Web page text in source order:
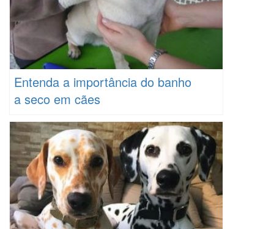
Entenda a importância do banho
a seco em cães